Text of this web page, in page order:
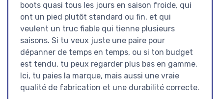
boots quasi tous les jours en saison froide, qui
ont un pied plutôt standard ou fin, et qui
veulent un truc fiable qui tienne plusieurs
saisons. Si tu veux juste une paire pour
dépanner de temps en temps, ou si ton budget
est tendu, tu peux regarder plus bas en gamme.
Ici, tu paies la marque, mais aussi une vraie
qualité de fabrication et une durabilité correcte.